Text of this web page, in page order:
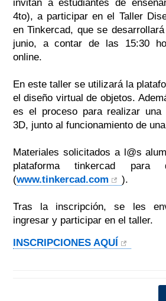
invitan a estudiantes de
4to), a participar en el Taller
en Tinkercad, que se
junio, a contar de las 15:30
online.
En este taller se utilizará la
el diseño virtual de objetos.
es el proceso para realizar una
3D, junto al funcionamiento de
Materiales solicitados a l@s
plataforma tinkercad
(www.tinkercad.com ).
Tras la inscripción, se les
ingresar y participar en el taller.
INSCRIPCIONES AQUÍ